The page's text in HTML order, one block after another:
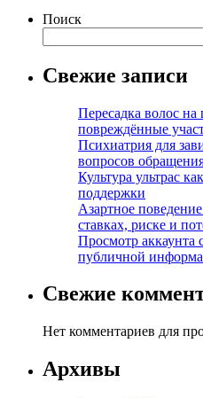
Поиск
Свежие записи
Пересадка волос
повреждённые
Психиатрия для
вопросов
Культура ультрас
поддержки
Азартное
ставках, риске и
Просмотр аккаунта
публичной
Свежие
Нет комментариев для
Архивы